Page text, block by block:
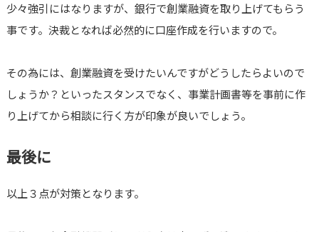
少々強引にはなりますが、銀行で創業融資を取り上げてもらう
事です。決裁となれば必然的に口座作成を行いますので。
その為には、創業融資を受けたいんですがどうしたらよいので
しょうか？といったスタンスでなく、事業計画書等を事前に作
り上げてから相談に行く方が印象が良いでしょう。
最後に
以上３点が対策となります。